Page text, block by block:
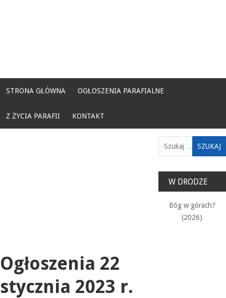
STRONA GŁÓWNA OGŁOSZENIA PARAFIALNE
Z ŻYCIA PARAFII KONTAKT
Ogłoszenia 22
stycznia 2023 r.
W DRODZE
Bóg w górach?
(2026)